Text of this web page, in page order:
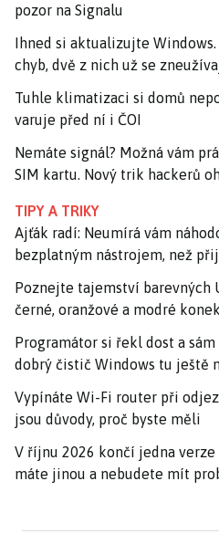
pozor na Signalu
Ihned si aktualizujte
chyb, dvě z nich už se
Tuhle klimatizaci si domů
varuje před ní i ČOI
Nemáte signál? Možná vám
SIM kartu. Nový trik hackerů
TIPY A TRIKY
Ajťák radí: Neumírá vám
bezplatným nástrojem, než
Poznejte tajemství barevných
černé, oranžové a modré
Programátor si řekl dost a
dobrý čistič Windows tu ještě
Vypínáte Wi-Fi router při
jsou důvody, proč byste měli
V říjnu 2026 končí jedna verze
máte jinou a nebudete mít